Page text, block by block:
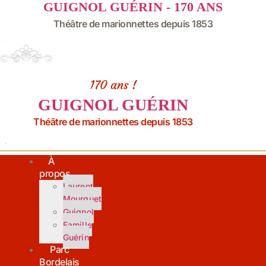
GUIGNOL GUÉRIN - 170 ANS
Théâtre de marionnettes depuis 1853
170 ans !
GUIGNOL GUÉRIN
Théâtre de marionnettes depuis 1853
À
propos
Laurent
Mourguet
Guignol
Famille
Guérin
Parc
Bordelais